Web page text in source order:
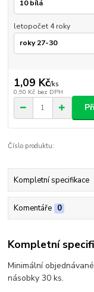
letopočet 4 roky
1,09 Kč/ks
0,90 Kč bez DPH
Číslo produktu:
Kompletní specifikace
Komentáře 0
Kompletní
Minimální
násobky 30 ks.